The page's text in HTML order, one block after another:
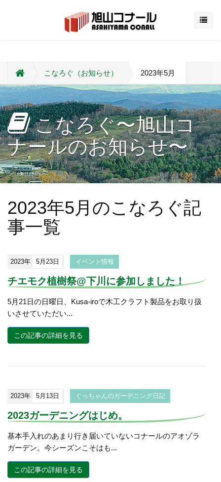
こなろぐ（お知らせ） 2023年5月
こなろぐ〜旭山コ
ナールのお知らせ〜
2023年5月のこなろぐ記
事一覧
2023年 5月23日 イベント情報
チエモク植樹祭@下川に参加しました！
5月21日の日曜日、Kusa-iroで木工クラフト製品をお取り扱
いさせていただい...
この記事の詳細を見る
2023年 5月13日 ぐっちゃんのガーデニング日記
2023ガーデニングはじめ。
基本手入れのあまり行き届いていないコナールのアオゾラ
ガーデン。今シーズンこそはも...
この記事の詳細を見る